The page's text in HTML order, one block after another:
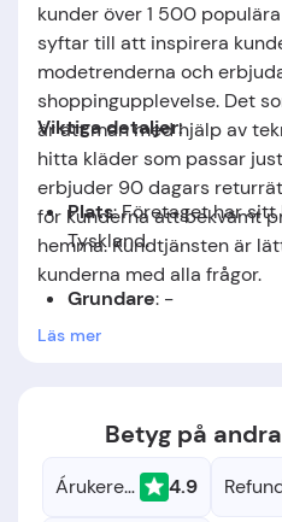
kunder över 1 500
syftar till att inspirera
modetrenderna och
shoppingupplevelse. Det
är att man med hjälp av
hitta kläder som passar
erbjuder 90 dagars
för kunderna att bekvämt
hemma. Kundtjänsten är
kunderna med alla frågor.
Viktiga detaljer:
Plats: Företaget har sitt
Tyskland.
Grundare: -
Läs mer
Betyg på
Árukereső.hu 4.9